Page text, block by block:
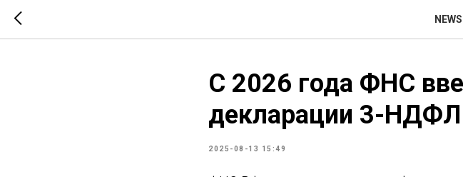
С 2026 года ФНС
декларации 3-НДФЛ
2025-08-13 15:49